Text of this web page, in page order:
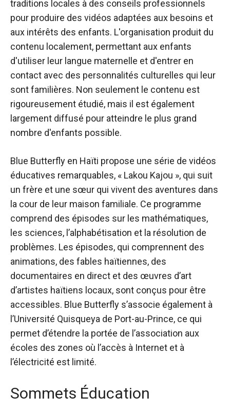
traditions locales à des conseils professionnels
pour produire des vidéos adaptées aux besoins et
aux intérêts des enfants. L'organisation produit du
contenu localement, permettant aux enfants
d'utiliser leur langue maternelle et d'entrer en
contact avec des personnalités culturelles qui leur
sont familières. Non seulement le contenu est
rigoureusement étudié, mais il est également
largement diffusé pour atteindre le plus grand
nombre d'enfants possible.
Blue Butterfly en Haïti propose une série de vidéos
éducatives remarquables, « Lakou Kajou », qui suit
un frère et une sœur qui vivent des aventures dans
la cour de leur maison familiale. Ce programme
comprend des épisodes sur les mathématiques,
les sciences, l’alphabétisation et la résolution de
problèmes. Les épisodes, qui comprennent des
animations, des fables haïtiennes, des
documentaires en direct et des œuvres d’art
d’artistes haïtiens locaux, sont conçus pour être
accessibles. Blue Butterfly s’associe également à
l’Université Quisqueya de Port-au-Prince, ce qui
permet d’étendre la portée de l’association aux
écoles des zones où l’accès à Internet et à
l’électricité est limité.
Sommets Éducation